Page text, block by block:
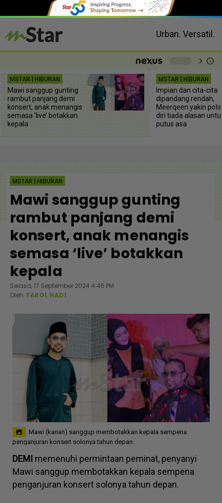
Urban. Versatil.
chevron_right info
MSTAR | HIBURAN
Mawi sanggup gunting
rambut panjang demi
konsert, anak menangis
semasa ‘live’ botakkan
kepala
MSTAR | HIBURAN
Impian dan cita-cita
dipandang rendah,
Meerqeen yakin
diri tiada alasan
putus asa
MSTAR | HIBURAN
Mawi sanggup gunting
rambut panjang demi
konsert, anak menangis
semasa ‘live’ botakkan
kepala
Selasa, 17 September 2024 4:45 PM
Oleh: FAROL HADI
Mawi (kanan) sanggup membotakkan kepala sempena
penganjuran konsert solonya tahun depan.
DEMI memenuhi permintaan peminat, penyanyi
Mawi sanggup membotakkan kepala sempena
penganjuran konsert solonya tahun depan.